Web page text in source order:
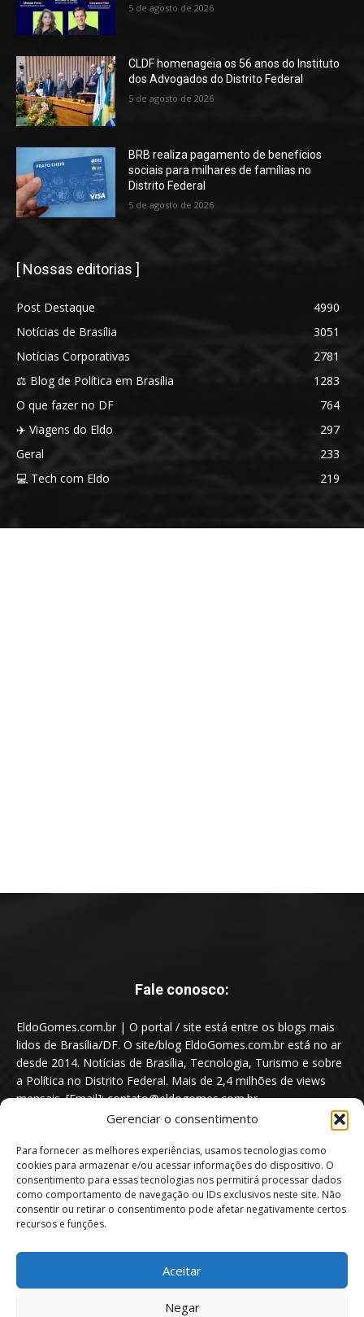
Gerenciar o consentimento
Para fornecer as melhores experiências, usamos tecnologias como
cookies para armazenar e/ou acessar informações do dispositivo. O
consentimento para essas tecnologias nos permitirá processar dados
como comportamento de navegação ou IDs exclusivos neste site. Não
consentir ou retirar o consentimento pode afetar negativamente certos
recursos e funções.
Aceitar
Negar
5 de agosto de 2026
CLDF homenageia os 56 anos do Instituto
dos Advogados do Distrito Federal
5 de agosto de 2026
BRB realiza pagamento de benefícios
sociais para milhares de famílias no
Distrito Federal
5 de agosto de 2026
[ Nossas editorias ]
Post Destaque
4990
Notícias de Brasília
3051
Notícias Corporativas
2781
⚖️ Blog de Política em Brasília
1283
O que fazer no DF
764
✈️ Viagens do Eldo
297
Geral
233
💻 Tech com Eldo
219
Fale conosco:
EldoGomes.com.br | O portal / site está entre os blogs mais
lidos de Brasília/DF. O site/blog EldoGomes.com.br está no ar
desde 2014. Notícias de Brasília, Tecnologia, Turismo e sobre
a Política no Distrito Federal. Mais de 2,4 milhões de views
mensais. [Email]: contato@eldogomes.com.br
Portal EldoGomes.com.br | Entre os Blogs mais lidos de Brasília/DF. |